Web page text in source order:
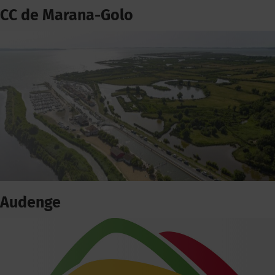
CC de Marana-Golo
Audenge